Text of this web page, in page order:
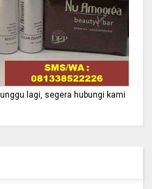
lagi, segera hubungi kami